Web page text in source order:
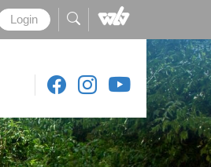
Login